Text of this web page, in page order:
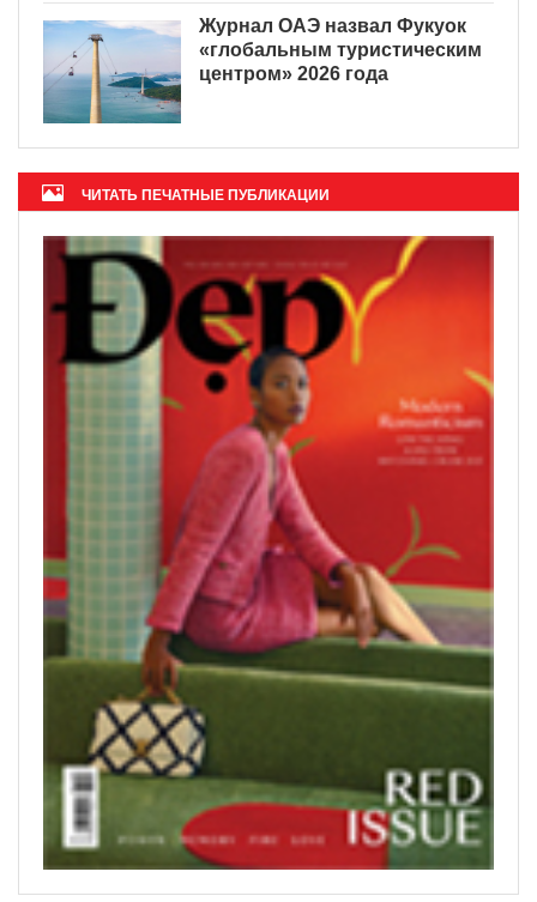
Журнал ОАЭ назвал Фукуок
«глобальным туристическим
центром» 2026 года
ЧИТАТЬ ПЕЧАТНЫЕ ПУБЛИКАЦИИ